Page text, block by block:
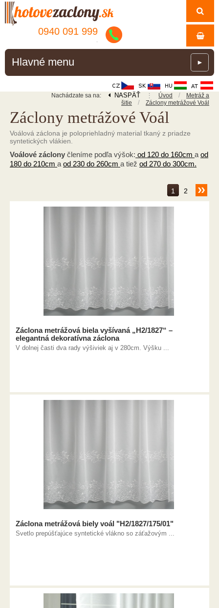
0940 091 999
Hlavné menu ►
Nachádzate sa na: NASPÄŤ ⋮ Úvod /
Metráž a
šitie
/ Záclony metrážové Voál
Záclony metrážové Voál
Voálová záclona je polopriehladný material tkaný z priadze
syntetických vlákien.
Voálové záclony členíme podľa výšok: od 120 do 160cm a od
180 do 210cm a od 230 do 260cm a tiež od 270 do 300cm.
1 2
Záclona metrážová biela vyšívaná „H2/1827“ –
elegantná dekoratívna záclona
V dolnej časti dva rady výšiviek aj v 280cm. Výšku ...
Záclona metrážová biely voál "H2/1827/175/01"
Svetlo prepúšťajúce syntetické vlákno so záťažovým ...